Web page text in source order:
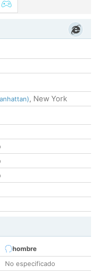
, New York
hombre
No especificado